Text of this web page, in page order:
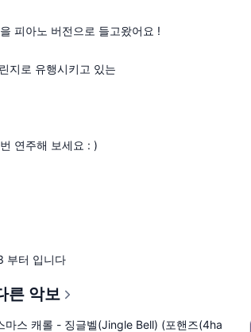
피아노 버전으로 들고왔어요 !
지로 유행시키고 있는
연주해 보세요 : )
부터 입니다
른 악보
마스 캐롤 - 징글벨(Jingle Bell) (포핸즈(4ha